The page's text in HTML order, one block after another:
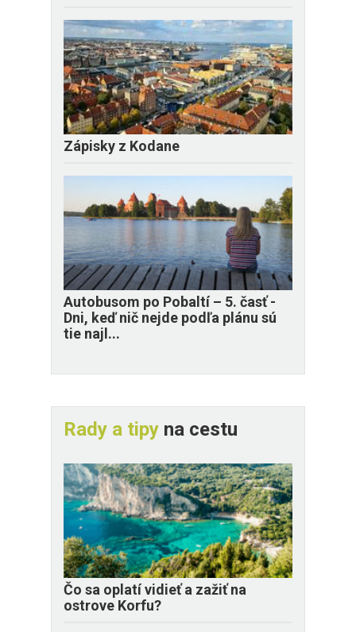
Zápisky z Kodane
​Autobusom po Pobaltí – 5. časť -
Dni, keď nič nejde podľa plánu sú
tie najl...
Rady a tipy na cestu
Čo sa oplatí vidieť a zažiť na
ostrove Korfu?